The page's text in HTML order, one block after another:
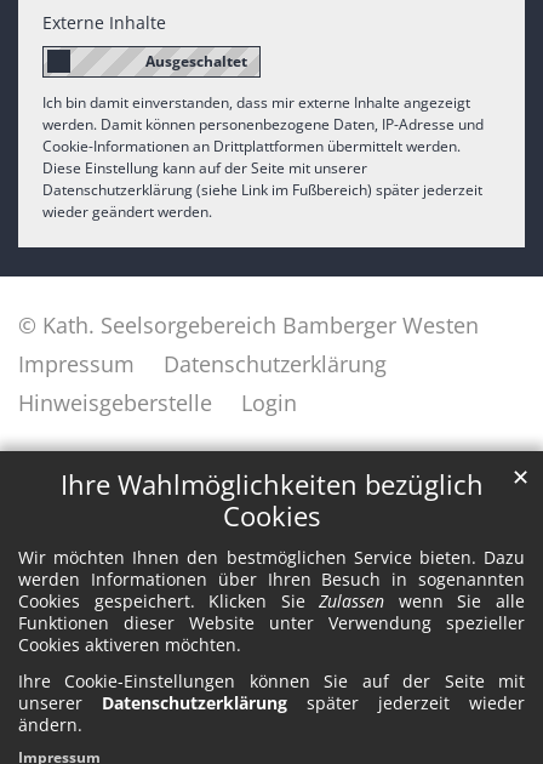
Ihre Wahlmöglichkeiten bezüglich
Cookies
Wir möchten Ihnen den bestmöglichen Service bieten. Dazu
werden Informationen über Ihren Besuch in sogenannten
Cookies gespeichert. Klicken SieZulassen wenn Sie alle
Funktionen dieser Website unter Verwendung spezieller
Cookies aktiveren möchten.
Ihre Cookie-Einstellungen können Sie auf der Seite mit
unserer Datenschutzerklärung später jederzeit wieder
ändern.
✕
Impressum
Externe Inhalte
Ich bin damit einverstanden, dass mir externe Inhalte angezeigt
werden. Damit können personenbezogene Daten, IP-Adresse und
Cookie-Informationen an Drittplattformen übermittelt werden.
Diese Einstellung kann auf der Seite mit unserer
Datenschutzerklärung (siehe Link im Fußbereich) später jederzeit
wieder geändert werden.
© Kath. Seelsorgebereich Bamberger Westen
Impressum
Datenschutzerklärung
Hinweisgeberstelle
Login